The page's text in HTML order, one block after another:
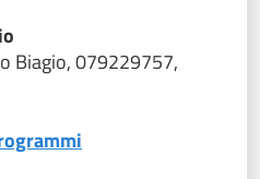
Biagio, 079229757,